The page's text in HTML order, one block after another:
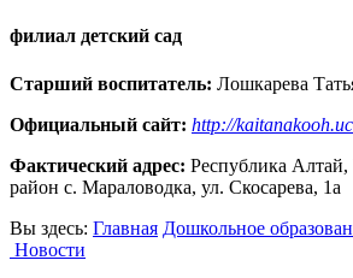
филиал детский сад
Старший воспитатель: Лошкарева
Официальный сайт: http://
Фактический адрес: Республика
район с. Мараловодка, ул. Скосарева, 1а
Вы здесь: Главная Дошкольное
Новости